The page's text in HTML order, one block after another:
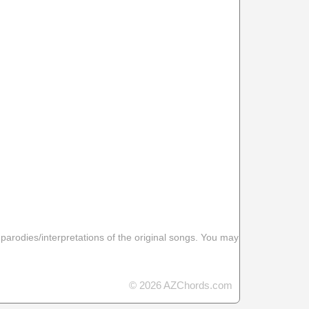
interpretations of the original songs. You may
© 2026 AZChords.com